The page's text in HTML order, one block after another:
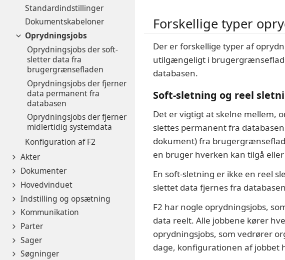
Standardindstillinger
Dokumentskabeloner
Oprydningsjobs
Oprydningsjobs der soft-
sletter data fra
brugergrænsefladen
Oprydningsjobs der fjerner
data permanent fra
databasen
Oprydningsjobs der fjerner
midlertidig systemdata
Konfiguration af F2
Akter
Dokumenter
Hovedvinduet
Indstilling og opsætning
Kommunikation
Parter
Sager
Søgninger
Forskellige typer
Der er forskellige typer af
utilgængeligt i
databasen.
Soft-sletning og reel
Det er vigtigt at skelne mellem,
slettes permanent fra
dokument) fra
en bruger hverken kan tilgå
En soft-sletning er ikke en reel
slettet data fjernes fra
F2 har nogle oprydningsjobs,
data reelt. Alle jobbene kører
oprydningsjobs, som vedrører
dage, konfigurationen af jobbet